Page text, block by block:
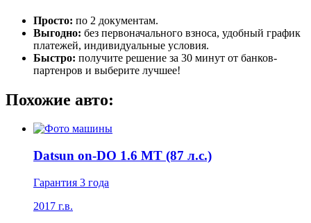
Просто: по 2 документам.
Выгодно: без первоначального взноса, удобный график
платежей, индивидуальные условия.
Быстро: получите решение за 30 минут от банков-
партенров и выберите лучшее!
Похожие авто:
Datsun on-DO 1.6 МТ (87 л.с.)
Гарантия 3 года
2017 г.в.